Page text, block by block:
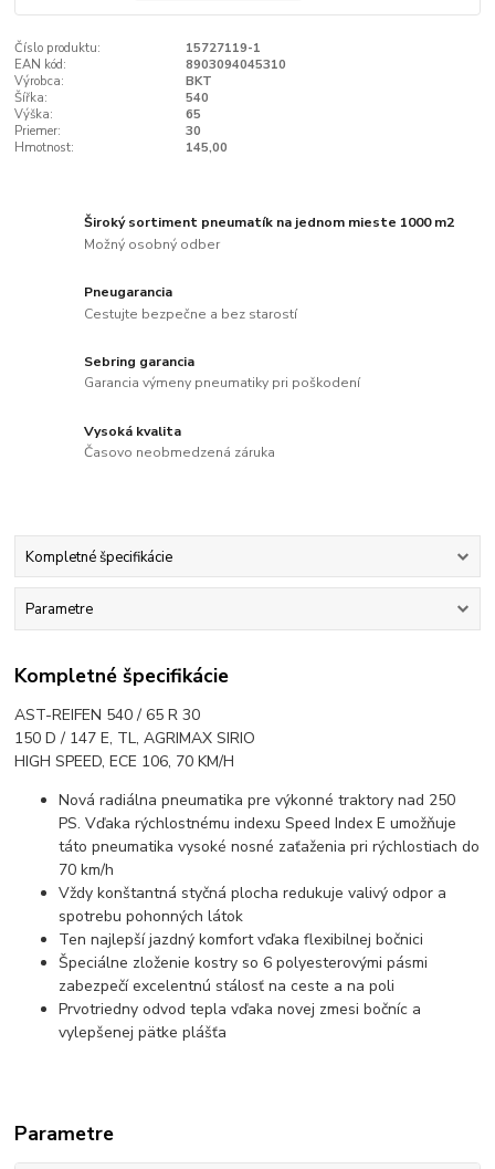
Číslo produktu:
15727119-1
EAN kód:
8903094045310
Výrobca:
BKT
Šířka:
540
Výška:
65
Priemer:
30
Hmotnost:
145,00
Široký sortiment pneumatík na jednom mieste 1000 m2
Možný osobný odber
Pneugarancia
Cestujte bezpečne a bez starostí
Sebring garancia
Garancia výmeny pneumatiky pri poškodení
Vysoká kvalita
Časovo neobmedzená záruka
Kompletné špecifikácie
Parametre
Kompletné špecifikácie
AST-REIFEN 540 / 65 R 30
150 D / 147 E, TL, AGRIMAX SIRIO
HIGH SPEED, ECE 106, 70 KM/H
Nová radiálna pneumatika pre výkonné traktory nad 250
PS. Vďaka rýchlostnému indexu Speed Index E umožňuje
táto pneumatika vysoké nosné zaťaženia pri rýchlostiach do
70 km/h
Vždy konštantná styčná plocha redukuje valivý odpor a
spotrebu pohonných látok
Ten najlepší jazdný komfort vďaka flexibilnej bočnici
Špeciálne zloženie kostry so 6 polyesterovými pásmi
zabezpečí excelentnú stálosť na ceste a na poli
Prvotriedny odvod tepla vďaka novej zmesi bočníc a
vylepšenej pätke plášťa
Parametre